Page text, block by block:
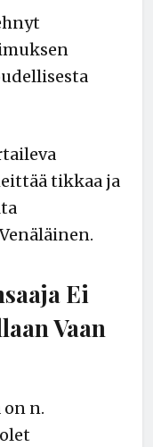
tikkaa ja
Ei
Vaan
on n.